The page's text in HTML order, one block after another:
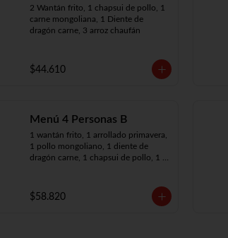
2 Wantán frito, 1 chapsui de pollo, 1
carne mongoliana, 1 Diente de
dragón carne, 3 arroz chaufán
$44.610
Menú 4 Personas B
1 wantán frito, 1 arrollado primavera,
1 pollo mongoliano, 1 diente de
dragón carne, 1 chapsui de pollo, 1
$58.820